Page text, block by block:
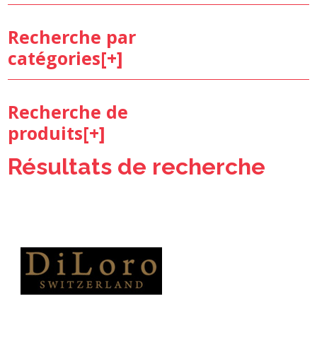
Recherche par
catégories[+]
Recherche de
produits[+]
Résultats de recherche